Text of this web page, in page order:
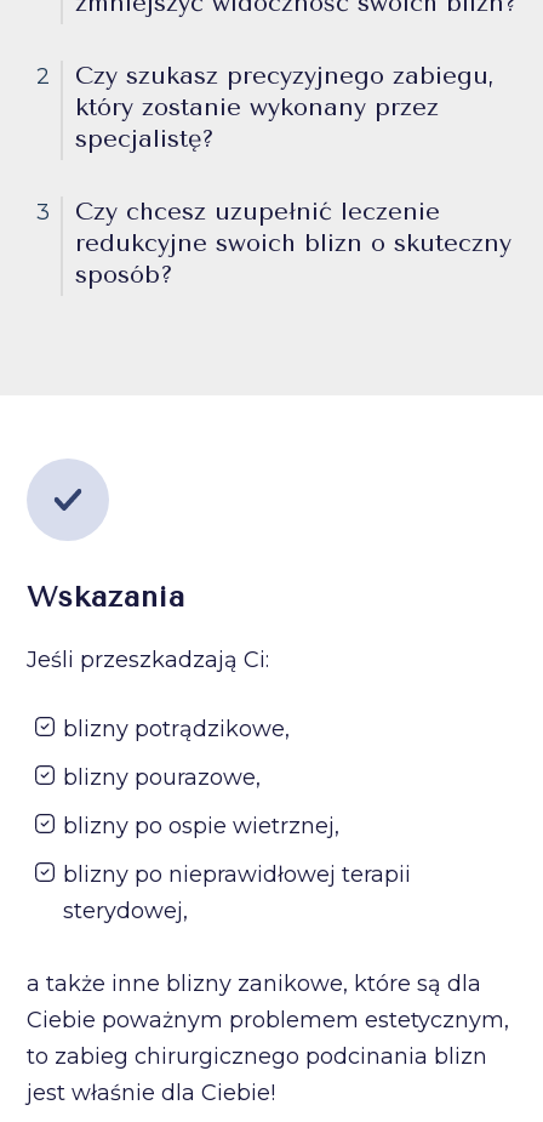
2
Czy szukasz precyzyjnego zabiegu,
który zostanie wykonany przez
specjalistę?
3
Czy chcesz uzupełnić leczenie
redukcyjne swoich blizn o skuteczny
sposób?
Wskazania
Jeśli przeszkadzają Ci:
blizny potrądzikowe,
blizny pourazowe,
blizny po ospie wietrznej,
blizny po nieprawidłowej terapii
sterydowej,
a także inne blizny zanikowe, które są dla
Ciebie poważnym problemem estetycznym,
to zabieg chirurgicznego podcinania blizn
jest właśnie dla Ciebie!